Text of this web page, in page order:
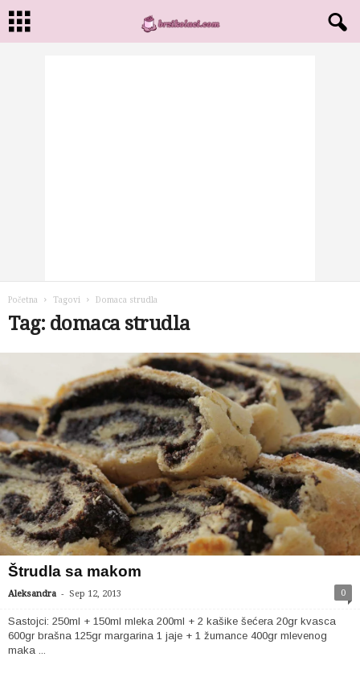
Početna Tagovi Domaca strudla
Tag: domaca strudla
Štrudla sa makom
Aleksandra - Sep 12, 2013 0
Sastojci: 250ml + 150ml mleka 200ml + 2 kašike šećera 20gr kvasca
600gr brašna 125gr margarina 1 jaje + 1 žumance 400gr mlevenog
maka ...